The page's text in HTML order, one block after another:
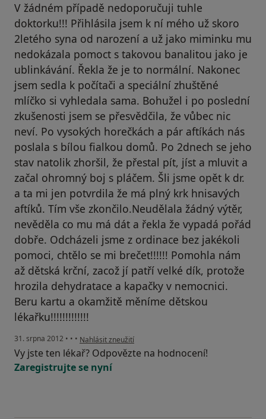
V žádném případě nedoporučuji tuhle
doktorku!!! Přihlásila jsem k ní mého už skoro
2letého syna od narození a už jako miminku mu
nedokázala pomoct s takovou banalitou jako je
ublinkávání. Řekla že je to normální. Nakonec
jsem sedla k počítači a speciální zhuštěné
mlíčko si vyhledala sama. Bohužel i po poslední
zkušenosti jsem se přesvědčila, že vůbec nic
neví. Po vysokých horečkách a pár aftíkách nás
poslala s bílou fialkou domů. Po 2dnech se jeho
stav natolik zhoršil, že přestal pít, jíst a mluvit a
začal ohromný boj s pláčem. Šli jsme opět k dr.
a ta mi jen potvrdila že má plný krk hnisavých
aftíků. Tím vše zkončilo.Neudělala žádný výtěr,
nevěděla co mu má dát a řekla že vypadá pořád
dobře. Odcházeli jsme z ordinace bez jakékoli
pomoci, chtělo se mi brečet!!!!!! Pomohla nám
až dětská krční, zacož jí patří velké dík, protože
hrozila dehydratace a kapačky v nemocnici.
Beru kartu a okamžitě měníme dětskou
lékařku!!!!!!!!!!!!!
31. srpna 2012 • • • podle názoru uživatele Váš účet byl odstraněn
Nahlásit zneužití
Vy jste ten lékař? Odpovězte na hodnocení!
Zaregistrujte se nyní